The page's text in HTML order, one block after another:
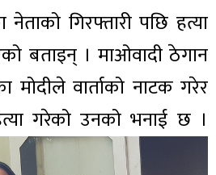
नेताको गिरफ्तारी पछि हत्या
बताइन् । माओवादी ठेगान
मोदीले वार्ताको नाटक गरेर
गरेको उनको भनाई छ ।